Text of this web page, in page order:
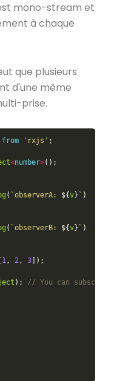
mono-stream et
à chaque
que plusieurs
d'une même
prise.
from ' rxjs ' ;
<number>();
( `observerA: ${v} ` )
( `observerB: ${v} ` )
1, 2, 3]);
); // You can subscribe